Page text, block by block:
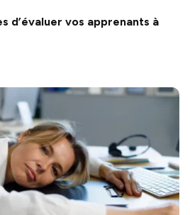
d’évaluer vos apprenants à